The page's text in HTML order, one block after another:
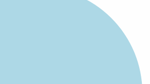
szerződés kötés előtt egy
díjat kell befizetnünk a